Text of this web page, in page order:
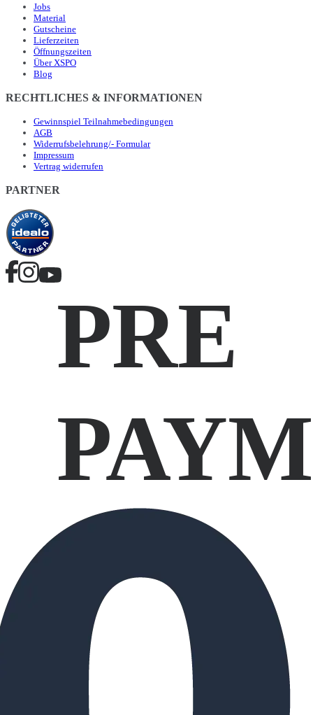
Jobs
Material
Gutscheine
Lieferzeiten
Öffnungszeiten
Über XSPO
Blog
RECHTLICHES & INFORMATIONEN
Gewinnspiel Teilnahmebedingungen
AGB
Widerrufsbelehrung/- Formular
Impressum
Vertrag widerrufen
PARTNER